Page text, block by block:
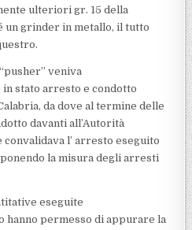
ulteriori gr. 15 della
un grinder in metallo, il tutto
veniva
stato arresto e condotto
da dove al termine delle
davanti all’Autorità
l’ arresto eseguito
la misura degli arresti
eseguite
hanno permesso di appurare la